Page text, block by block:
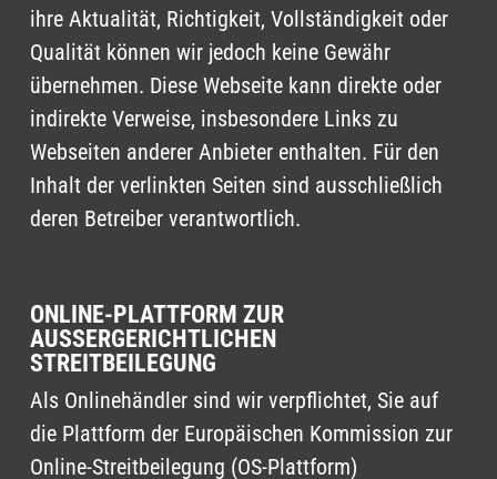
ihre Aktualität, Richtigkeit, Vollständigkeit oder
Qualität können wir jedoch keine Gewähr
übernehmen. Diese Webseite kann direkte oder
indirekte Verweise, insbesondere Links zu
Webseiten anderer Anbieter enthalten. Für den
Inhalt der verlinkten Seiten sind ausschließlich
deren Betreiber verantwortlich.
ONLINE-PLATTFORM ZUR
AUSSERGERICHTLICHEN S
TREITBEILEGUNG
Als Onlinehändler sind wir verpflichtet, Sie auf
die Plattform der Europäischen Kommission zur
Online-Streitbeilegung (OS-Plattform)